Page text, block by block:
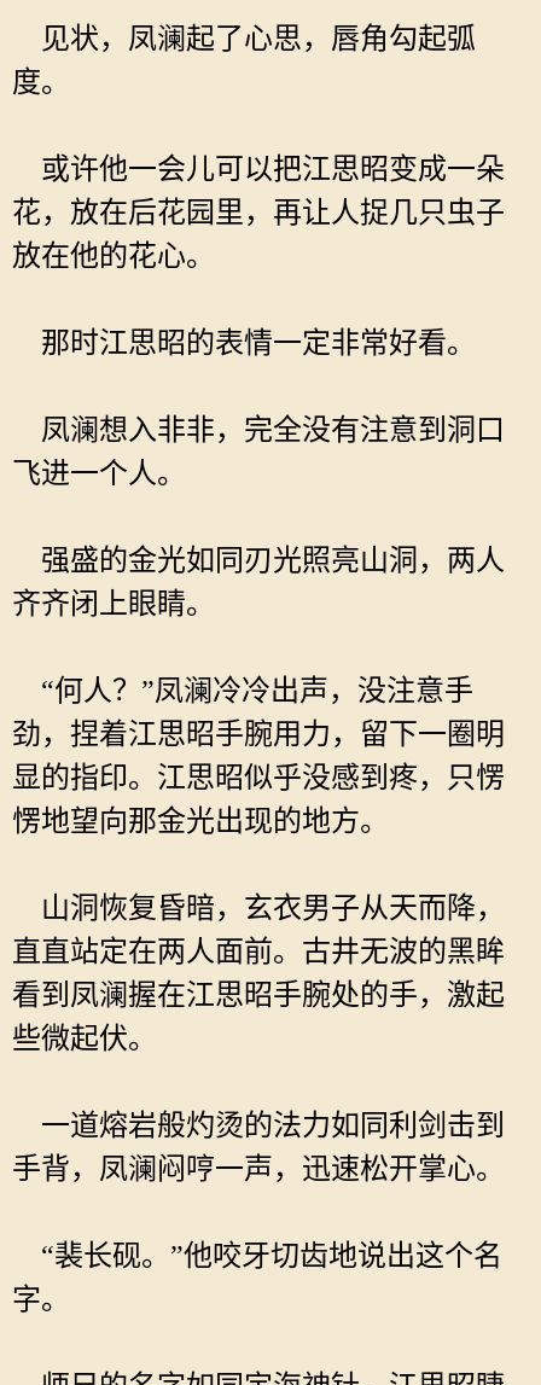
见状，凤澜起了心思，唇角勾起弧
度。
或许他一会儿可以把江思昭变成一朵
花，放在后花园里，再让人捉几只虫子
放在他的花心。
那时江思昭的表情一定非常好看。
凤澜想入非非，完全没有注意到洞口
飞进一个人。
强盛的金光如同刃光照亮山洞，两人
齐齐闭上眼睛。
“何人？”凤澜冷冷出声，没注意手
劲，捏着江思昭手腕用力，留下一圈明
显的指印。江思昭似乎没感到疼，只愣
愣地望向那金光出现的地方。
山洞恢复昏暗，玄衣男子从天而降，
直直站定在两人面前。古井无波的黑眸
看到凤澜握在江思昭手腕处的手，激起
些微起伏。
一道熔岩般灼烫的法力如同利剑击到
手背，凤澜闷哼一声，迅速松开掌心。
“裴长砚。”他咬牙切齿地说出这个名
字。